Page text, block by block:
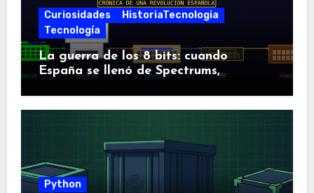
Curiosidades
HistoriaTecnologia
Tecnología
La guerra de los 8 bits: cuando
España se llenó de Spectrums,
Python